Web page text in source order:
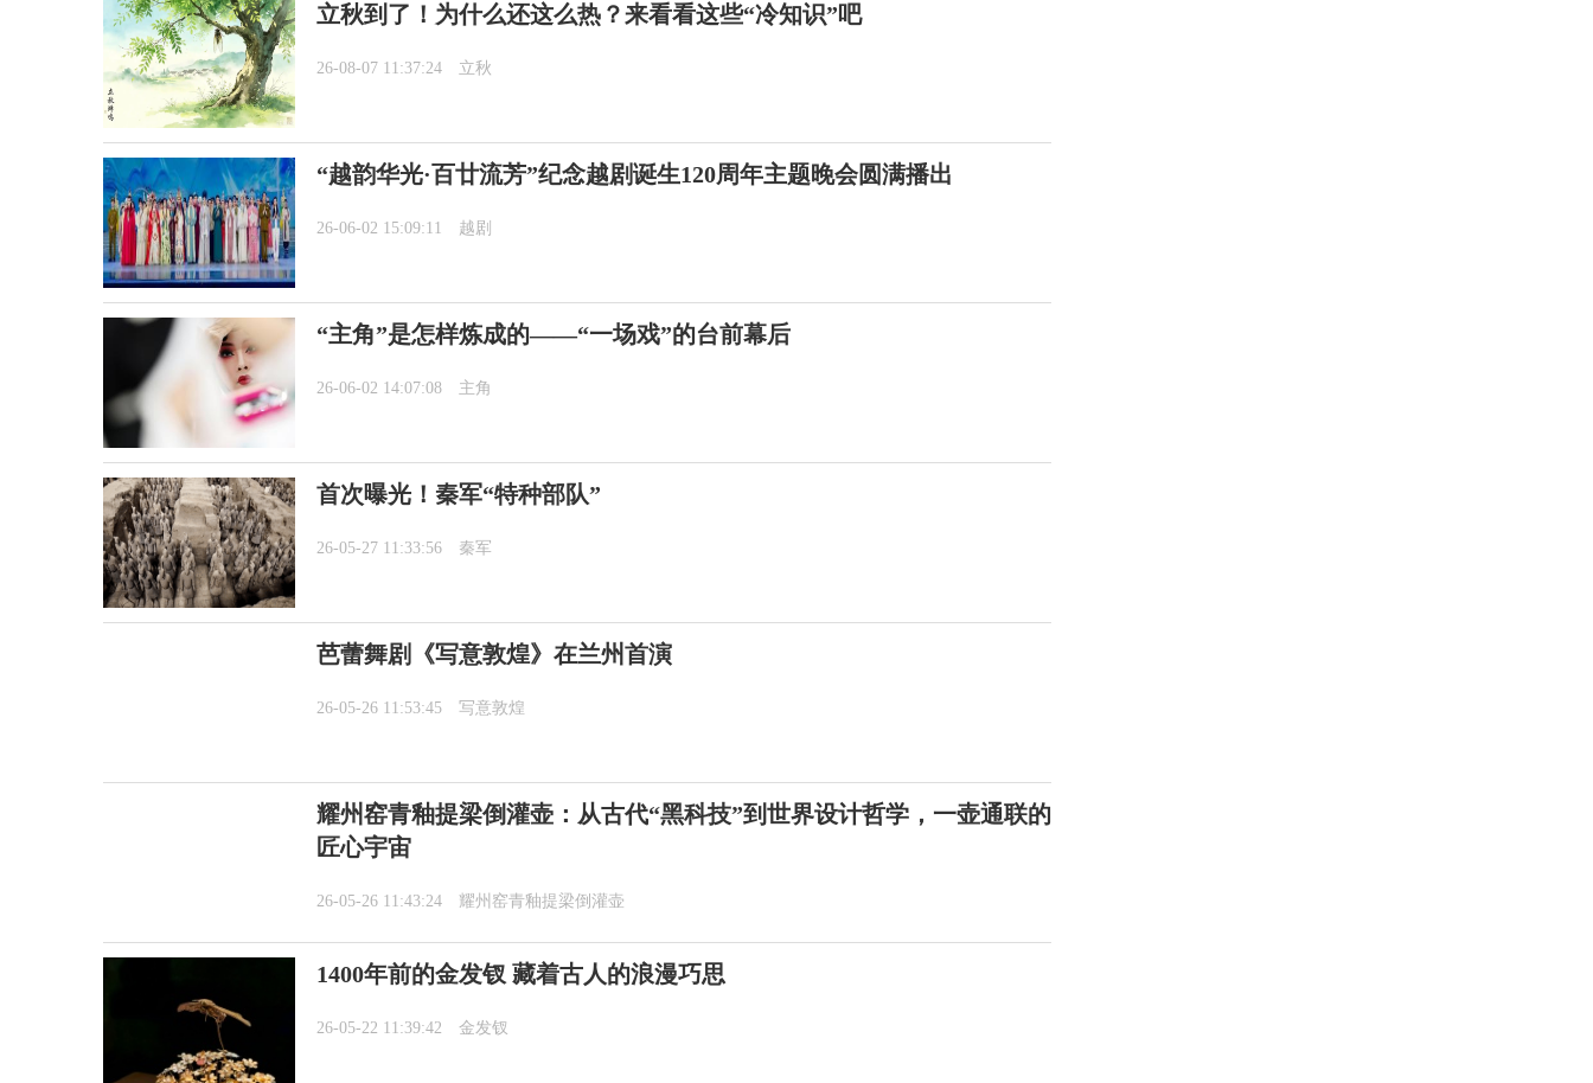
立秋到了！为什么还这么热？来看看这些“冷知识”吧
26-08-07 11:37:24 立秋
“越韵华光·百廿流芳”纪念越剧诞生120周年主题晚会圆满播出
26-06-02 15:09:11 越剧
“主角”是怎样炼成的——“一场戏”的台前幕后
26-06-02 14:07:08 主角
首次曝光！秦军“特种部队”
26-05-27 11:33:56 秦军
芭蕾舞剧《写意敦煌》在兰州首演
26-05-26 11:53:45 写意敦煌
耀州窑青釉提梁倒灌壶：从古代“黑科技”到世界设计哲学，一壶通联的
匠心宇宙
26-05-26 11:43:24 耀州窑青釉提梁倒灌壶
1400年前的金发钗 藏着古人的浪漫巧思
26-05-22 11:39:42 金发钗